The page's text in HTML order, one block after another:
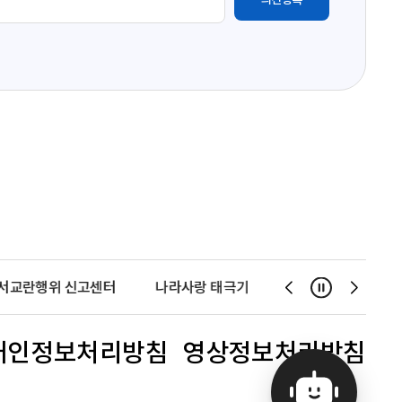
교란행위 신고센터 나라사랑 태극기 달기 운동 천사운동
슬
라
이
드
이
슬
라
이
드
다
일시정지
인정보처리방침 영상정보처리방침